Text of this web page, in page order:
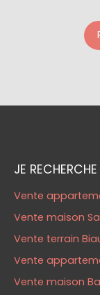
JE
Vente
Vente maison
Vente terrain
Vente
Vente maison